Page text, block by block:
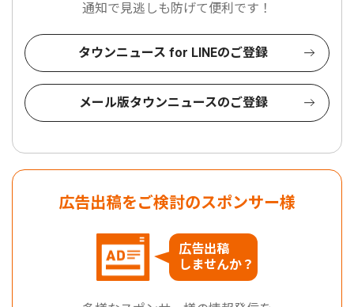
通知で見逃しも防げて便利です！
タウンニュース for LINEのご登録
メール版タウンニュースのご登録
広告出稿をご検討のスポンサー様
広告出稿
しませんか？